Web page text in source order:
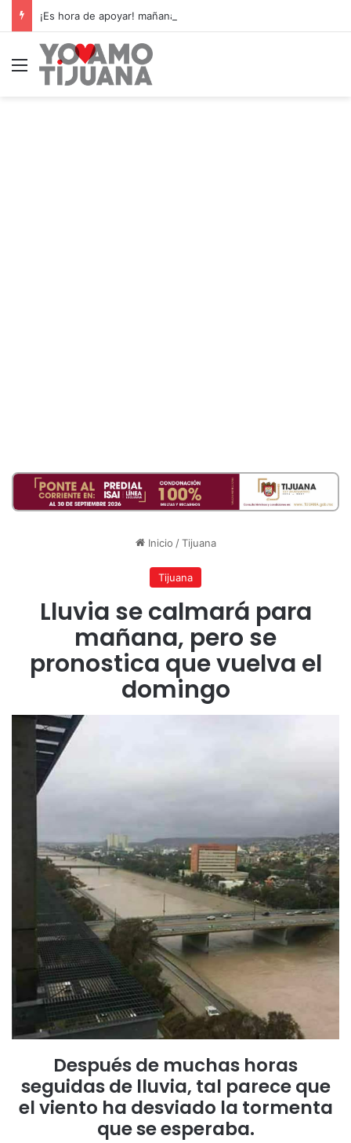
Menú
Inicio / Tijuana
Tijuana
Lluvia se calmará para
mañana, pero se
pronostica que vuelva el
domingo
Después de muchas horas
seguidas de lluvia, tal parece que
el viento ha desviado la tormenta
que se esperaba.